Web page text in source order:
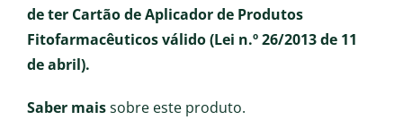
de ter Cartão de Aplicador de Produtos
Fitofarmacêuticos válido (Lei n.º 26/2013 de 11
de abril).
Saber maissobre este produto.